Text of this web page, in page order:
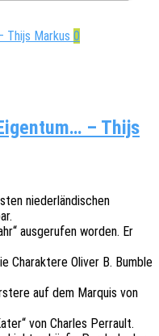
0
– Thijs
nieder­län­di­schen
ausge­ru­fen worden. Er
Charak­te­re Oliver B. Bumble
auf dem Marquis von
von Charles Perrault.